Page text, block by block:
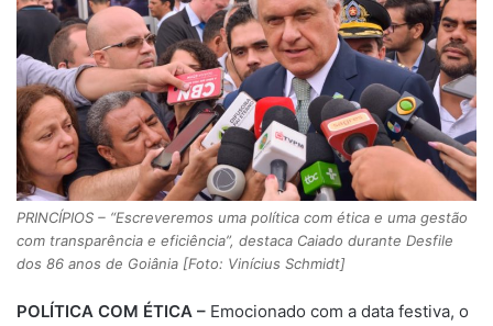
PRINCÍPIOS – “Escreveremos uma política com ética e uma gestão
com transparência e eficiência”, destaca Caiado durante Desfile
dos 86 anos de Goiânia [Foto: Vinícius Schmidt]
POLÍTICA COM ÉTICA – Emocionado com a data festiva, o